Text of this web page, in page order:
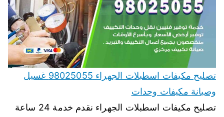
تصليح مكيفات اسطبلات الجهراء 98025055 غسيل
وصيانة مكيفات وحدات
تصليح مكيفات اسطبلات الجهراء نقدم خدمة 24 ساعة